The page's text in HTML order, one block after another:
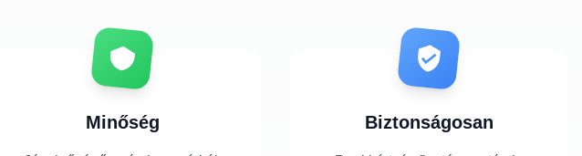
Minőség Biztonságosan